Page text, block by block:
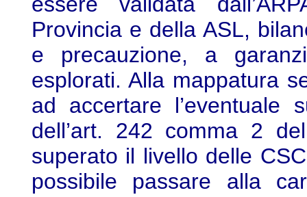
Provincia e della ASL,
e precauzione, a
esplorati. Alla mappatura
ad accertare l’eventuale
dell’art. 242 comma 2
superato il livello delle
possibile passare alla